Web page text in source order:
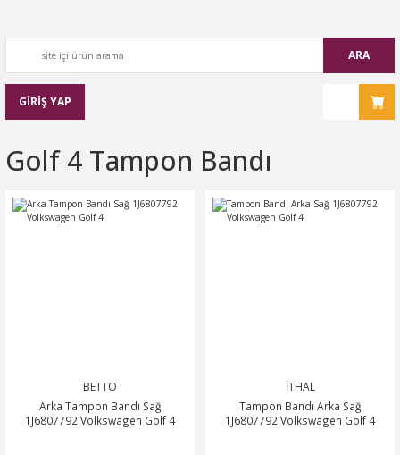
ARA
GİRİŞ YAP
Golf 4 Tampon Bandı
BETTO
Arka Tampon Bandı Sağ
1J6807792 Volkswagen Golf 4
İTHAL
Tampon Bandı Arka Sağ
1J6807792 Volkswagen Golf 4